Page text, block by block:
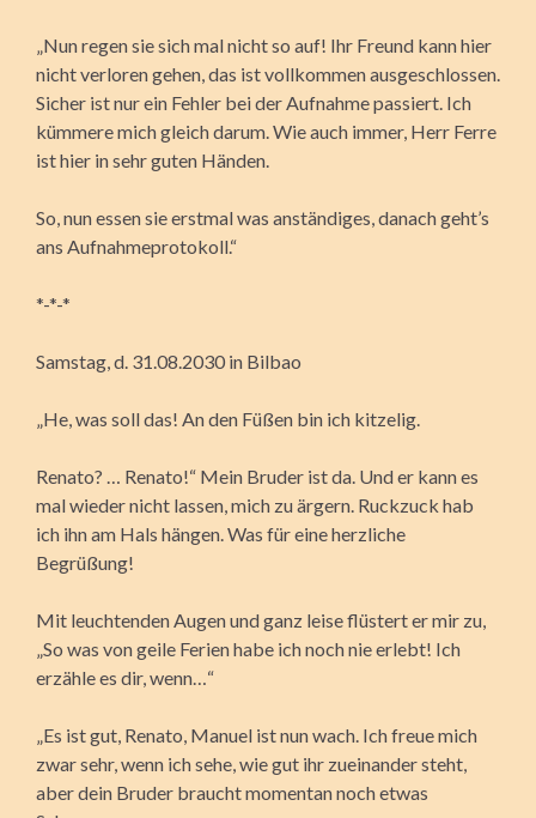
„Nun regen sie sich mal nicht so auf! Ihr Freund kann hier
nicht verloren gehen, das ist vollkommen ausgeschlossen.
Sicher ist nur ein Fehler bei der Aufnahme passiert. Ich
kümmere mich gleich darum. Wie auch immer, Herr Ferre
ist hier in sehr guten Händen.
So, nun essen sie erstmal was anständiges, danach geht’s
ans Aufnahmeprotokoll.“
*-*-*
Samstag, d. 31.08.2030 in Bilbao
„He, was soll das! An den Füßen bin ich kitzelig.
Renato? … Renato!“ Mein Bruder ist da. Und er kann es
mal wieder nicht lassen, mich zu ärgern. Ruckzuck hab
ich ihn am Hals hängen. Was für eine herzliche
Begrüßung!
Mit leuchtenden Augen und ganz leise flüstert er mir zu,
„So was von geile Ferien habe ich noch nie erlebt! Ich
erzähle es dir, wenn…“
„Es ist gut, Renato, Manuel ist nun wach. Ich freue mich
zwar sehr, wenn ich sehe, wie gut ihr zueinander steht,
aber dein Bruder braucht momentan noch etwas